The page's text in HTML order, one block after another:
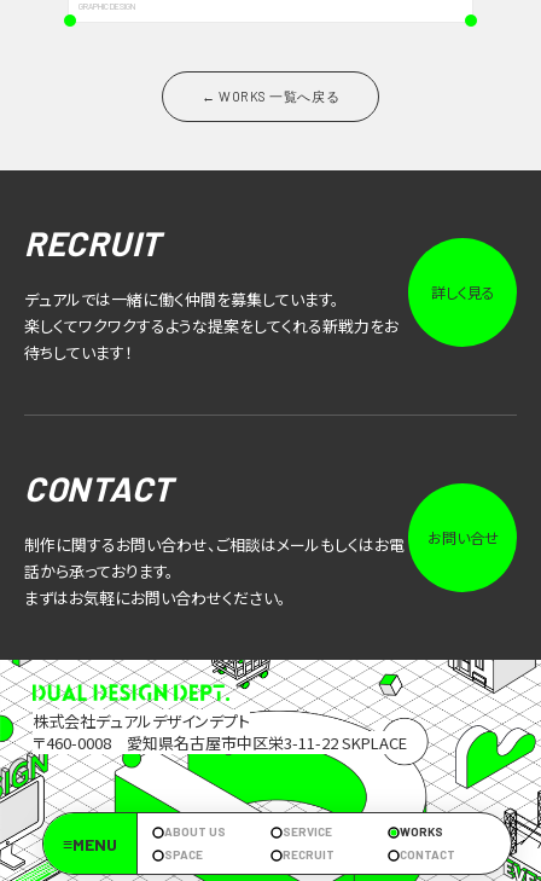
GRAPHIC DESIGN
← WORKS 一覧へ戻る
RECRUIT
デュアルでは一緒に働く仲間を募集しています。
楽しくてワクワクするような提案をしてくれる新戦力をお
待ちしています！
詳しく見る
CONTACT
制作に関するお問い合わせ、ご相談はメールもしくはお電
話から承っております。
まずはお気軽にお問い合わせください。
お問い合せ
株式会社デュアルデザインデプト
〒460-0008 愛知県名古屋市中区栄3-11-22 SKPLACE
≡MENU
ABOUT US SERVICE
WORKS
SPACE
RECRUIT CONTACT